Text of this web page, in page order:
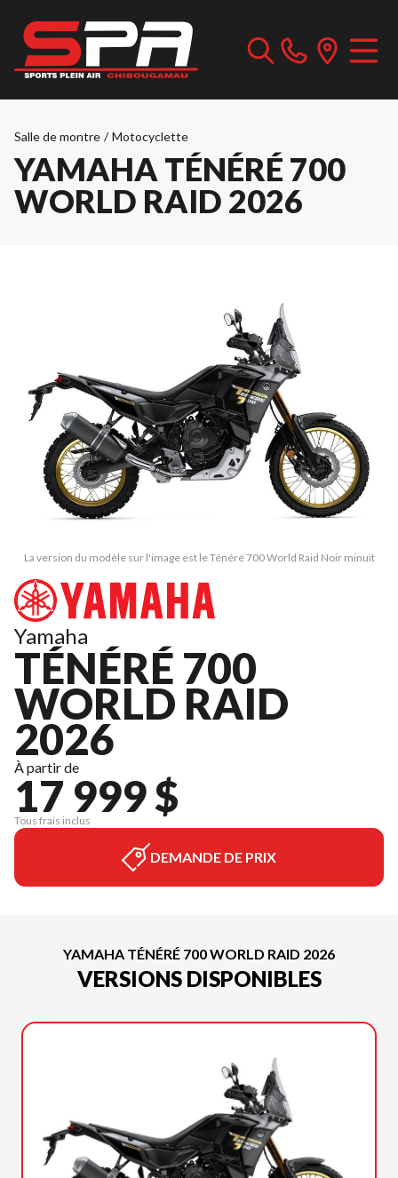
Salle de montre / Motocyclette
YAMAHA TÉNÉRÉ 700
WORLD RAID 2026
La version du modèle sur l'image est le Ténéré 700 World Raid Noir minuit
Yamaha
TÉNÉRÉ 700
WORLD RAID
2026
À partir de
17 999 $
Tous frais inclus
DEMANDE DE PRIX
YAMAHA TÉNÉRÉ 700 WORLD RAID 2026
VERSIONS DISPONIBLES